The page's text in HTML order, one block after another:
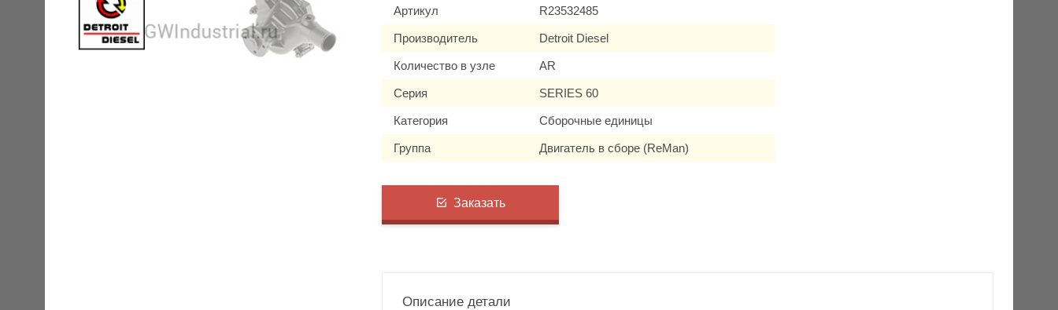
Артикул R23532485
Производитель Detroit Diesel
Количество в узле AR
Серия SERIES 60
Категория Сборочные единицы
Группа Двигатель в сборе (ReMan)
Заказать
Описание детали